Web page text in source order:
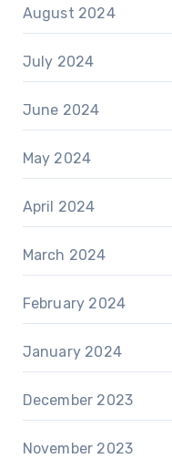
August 2024
July 2024
June 2024
May 2024
April 2024
March 2024
February 2024
January 2024
December 2023
November 2023